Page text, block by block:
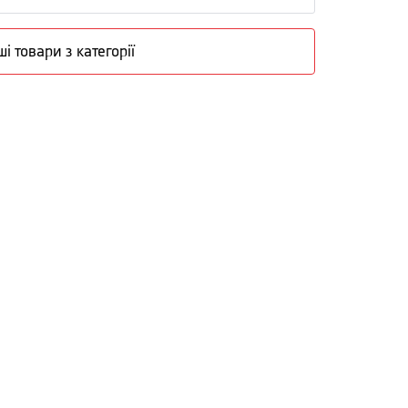
товари з категорії